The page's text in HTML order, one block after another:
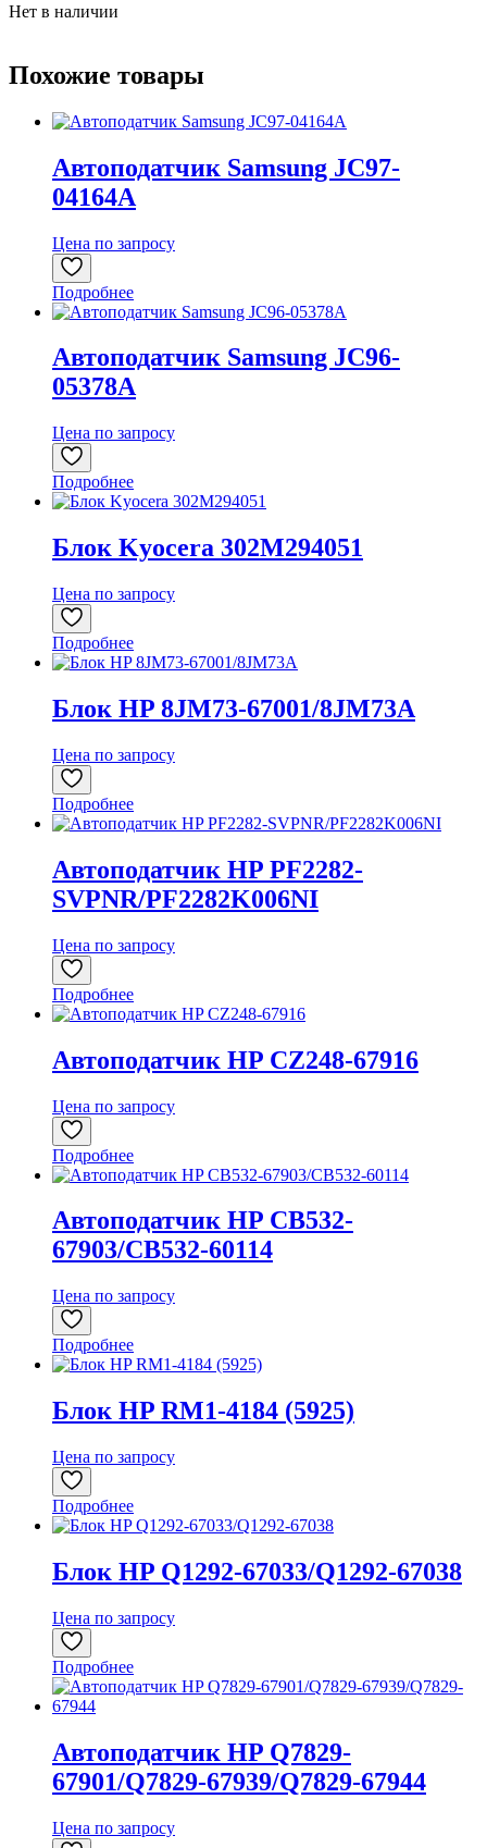
Нет в наличии
Похожие товары
Автоподатчик Samsung JC97-
04164A
Цена по запросу
Подробнее
Автоподатчик Samsung JC96-
05378A
Цена по запросу
Подробнее
Блок Kyocera 302M294051
Цена по запросу
Подробнее
Блок HP 8JM73-67001/8JM73A
Цена по запросу
Подробнее
Автоподатчик HP PF2282-
SVPNR/PF2282K006NI
Цена по запросу
Подробнее
Автоподатчик HP CZ248-67916
Цена по запросу
Подробнее
Автоподатчик HP CB532-
67903/CB532-60114
Цена по запросу
Подробнее
Блок HP RM1-4184 (5925)
Цена по запросу
Подробнее
Блок HP Q1292-67033/Q1292-67038
Цена по запросу
Подробнее
Автоподатчик HP Q7829-
67901/Q7829-67939/Q7829-67944
Цена по запросу